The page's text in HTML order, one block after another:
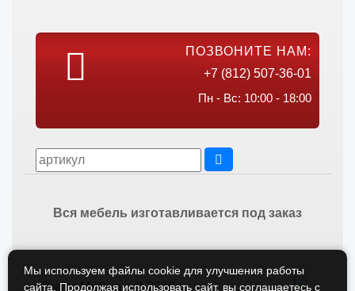
ПОЗВОНИТЕ НАМ:
+7 (812) 507-36-01
Пн - Вс: 10:00 - 18:00
Вся мебель изготавливается под заказ
Викос Мебель © 2026
Мы используем файлы cookie для улучшения работы
сайта. Продолжая использовать сайт, вы соглашаетесь с